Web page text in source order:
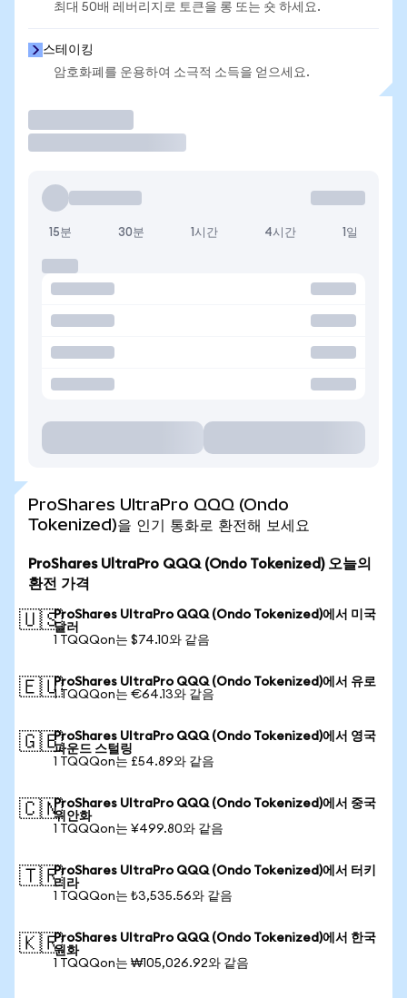
최대 50배 레버리지로 토큰을 롱 또는 숏 하세요.
스테이킹
암호화폐를 운용하여 소극적 소득을 얻으세요.
15분 30분 1시간 4시간 1일
ProShares UltraPro QQQ (Ondo
Tokenized)을 인기 통화로 환전해 보세요
ProShares UltraPro QQQ (Ondo Tokenized) 오늘의
환전 가격
🇺🇸ProShares UltraPro QQQ (Ondo Tokenized)에서 미국
달러
1 TQQQon는 $74.10와 같음
🇪🇺ProShares UltraPro QQQ (Ondo Tokenized)에서 유로
1 TQQQon는 €64.13와 같음
🇬🇧ProShares UltraPro QQQ (Ondo Tokenized)에서 영국
파운드 스털링
1 TQQQon는 £54.89와 같음
🇨🇳ProShares UltraPro QQQ (Ondo Tokenized)에서 중국
위안화
1 TQQQon는 ¥499.80와 같음
🇹🇷ProShares UltraPro QQQ (Ondo Tokenized)에서 터키
리라
1 TQQQon는 ₺3,535.56와 같음
🇰🇷ProShares UltraPro QQQ (Ondo Tokenized)에서 한국
원화
1 TQQQon는 ₩105,026.92와 같음